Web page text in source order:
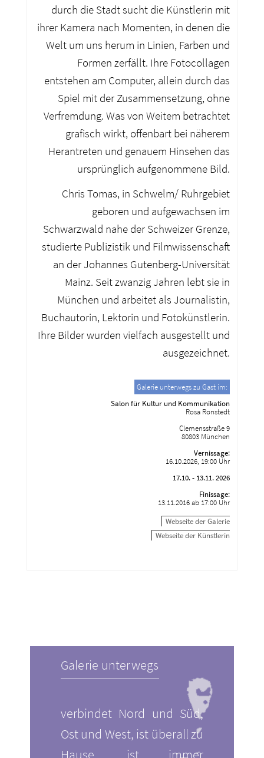
durch die Stadt sucht die Künstlerin mit
ihrer Kamera nach Momenten, in denen die
Welt um uns herum in Linien, Farben und
Formen zerfällt. Ihre Fotocollagen
entstehen am Computer, allein durch das
Spiel mit der Zusammensetzung, ohne
Verfremdung. Was von Weitem betrachtet
grafisch wirkt, offenbart bei näherem
Herantreten und genauem Hinsehen das
ursprünglich aufgenommene Bild.
Chris Tomas, in Schwelm/ Ruhrgebiet
geboren und aufgewachsen im
Schwarzwald nahe der Schweizer Grenze,
studierte Publizistik und Filmwissenschaft
an der Johannes Gutenberg-Universität
Mainz. Seit zwanzig Jahren lebt sie in
München und arbeitet als Journalistin,
Buchautorin, Lektorin und Fotokünstlerin.
Ihre Bilder wurden vielfach ausgestellt und
ausgezeichnet.
Galerie unterwegs zu Gast im:
Salon für Kultur und Kommunikation
Rosa Ronstedt
Clemensstraße 9
80803 München
Vernissage:
16.10.2026, 19:00 Uhr
17.10. - 13.11. 2026
Finissage:
13.11.2016 ab 17:00 Uhr
Webseite der Galerie
Webseite der Künstlerin
Galerie unterwegs
verbindet Nord und Süd,
Ost und West, ist überall zu